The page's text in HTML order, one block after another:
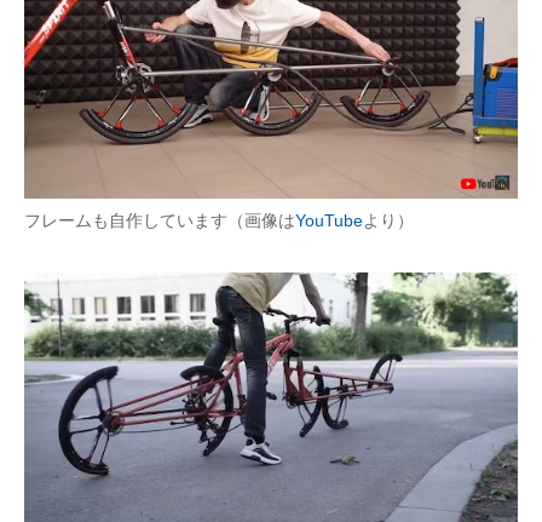
フレームも自作しています（画像はYouTubeより）